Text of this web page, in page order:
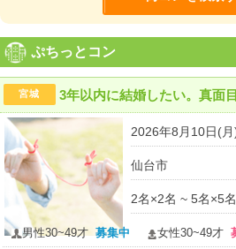
ぷちっとコン
宮城 3年以内に結婚したい。真面
2026年8月10日(
仙台市
2名×2名 ~ 5名×5名
男性30~49才募集中 女性30~49才